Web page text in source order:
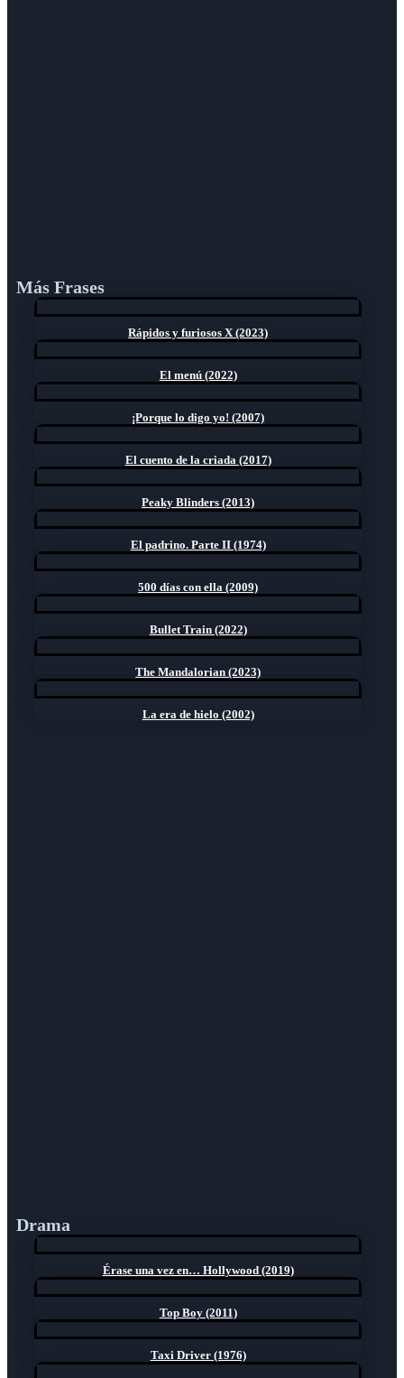
Más Frases
Rápidos y furiosos X (2023)
El menú (2022)
¡Porque lo digo yo! (2007)
El cuento de la criada (2017)
Peaky Blinders (2013)
El padrino. Parte II (1974)
500 días con ella (2009)
Bullet Train (2022)
The Mandalorian (2023)
La era de hielo (2002)
Drama
Érase una vez en… Hollywood (2019)
Top Boy (2011)
Taxi Driver (1976)